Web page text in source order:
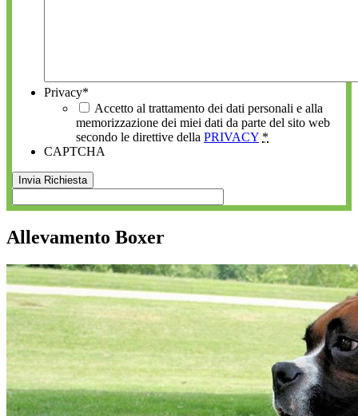
Privacy*
Accetto al trattamento dei dati personali e alla
memorizzazione dei miei dati da parte del sito web
secondo le direttive della PRIVACY *
CAPTCHA
Allevamento Boxer